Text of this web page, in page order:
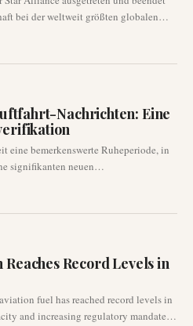
bei der weltweit größten globalen
die am 30. Juni 2026
sich bringen und die internationalen
Nachrichten: Eine
eine bemerkenswerte Ruheperiode, in
signifikanten neuen
Routenstarts oder
der Echtzeit-Nachrichtenverifikation
zu informieren.
Record Levels in
fuel has reached record levels in
and increasing regulatory mandates